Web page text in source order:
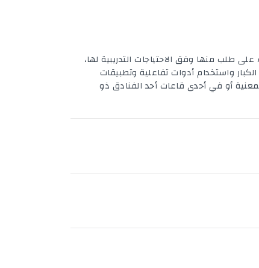
على طلب منها وفق الاحتياجات التدريبية لها،
واستخدام أدوات تفاعلية وتطبيقات
أو في أحدى قاعات أحد الفنادق ذو